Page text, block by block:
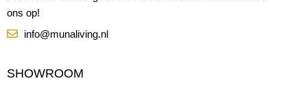
ons op!
info@munaliving.nl
SHOWROOM